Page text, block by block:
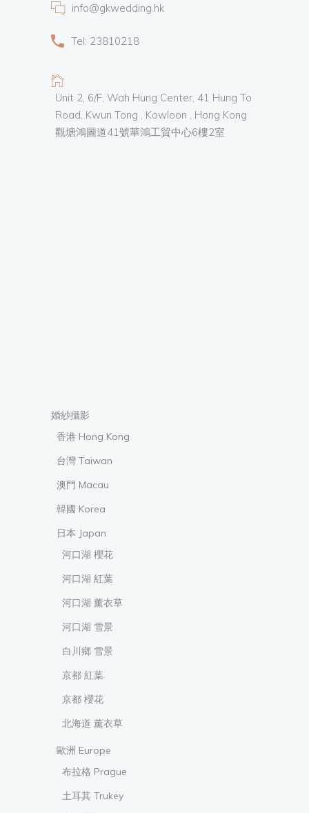
info@gkwedding.hk
Tel: 23810218
Unit 2, 6/F, Wah Hung Center, 41 Hung To
Road, Kwun Tong , Kowloon , Hong Kong
觀塘鴻圖道41號華鴻工貿中心6樓2室
婚紗攝影
香港 Hong Kong
台灣 Taiwan
澳門 Macau
韓國 Korea
日本 Japan
河口湖 櫻花
河口湖 紅葉
河口湖 薰衣草
河口湖 雪景
白川鄉 雪景
京都 紅葉
京都 櫻花
北海道 薰衣草
歐洲 Europe
布拉格 Prague
土耳其 Trukey